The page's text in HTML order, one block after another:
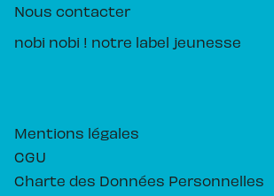
Nous contacter
nobi nobi ! notre label jeunesse
Mentions légales
CGU
Charte des Données Personnelles